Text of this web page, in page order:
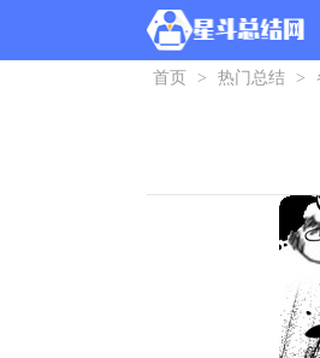
首页 > 热门总结 >